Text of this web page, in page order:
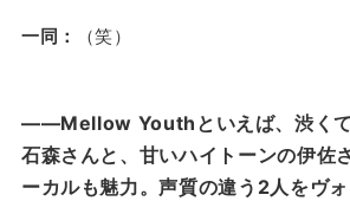
一同： （笑）
——Mellow Youthといえば、渋くて
石森さんと、甘いハイトーンの伊佐
ーカルも魅力。声質の違う2人をヴ